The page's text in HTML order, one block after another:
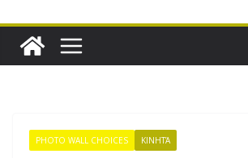
PHOTO WALL CHOICES ΚΙΝΗΤΆ